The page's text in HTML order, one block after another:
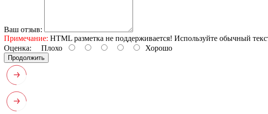
Ваш отзыв:
Примечание: HTML разметка не поддерживается! Используйте обычный
Оценка: Плохо Хорошо
Продолжить